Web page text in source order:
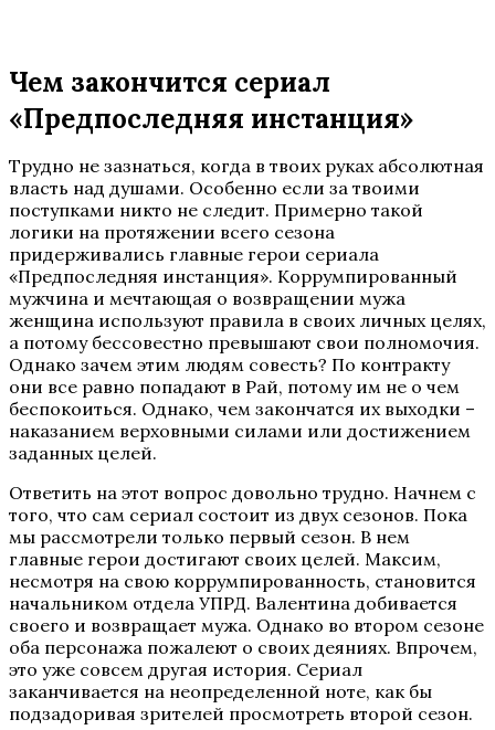
Чем закончится сериал
«Предпоследняя инстанция»
Трудно не зазнаться, когда в твоих руках абсолютная
власть над душами. Особенно если за твоими
поступками никто не следит. Примерно такой
логики на протяжении всего сезона
придерживались главные герои сериала
«Предпоследняя инстанция». Коррумпированный
мужчина и мечтающая о возвращении мужа
женщина используют правила в своих личных целях,
а потому бессовестно превышают свои полномочия.
Однако зачем этим людям совесть? По контракту
они все равно попадают в Рай, потому им не о чем
беспокоиться. Однако, чем закончатся их выходки –
наказанием верховными силами или достижением
заданных целей.
Ответить на этот вопрос довольно трудно. Начнем с
того, что сам сериал состоит из двух сезонов. Пока
мы рассмотрели только первый сезон. В нем
главные герои достигают своих целей. Максим,
несмотря на свою коррумпированность, становится
начальником отдела УПРД. Валентина добивается
своего и возвращает мужа. Однако во втором сезоне
оба персонажа пожалеют о своих деяниях. Впрочем,
это уже совсем другая история. Сериал
заканчивается на неопределенной ноте, как бы
подзадоривая зрителей просмотреть второй сезон.